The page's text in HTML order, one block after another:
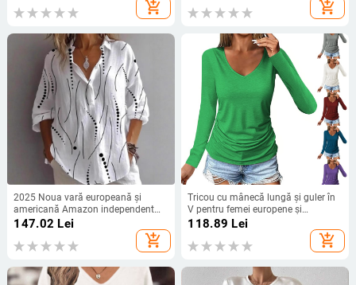
sferturi de toamnă și vară
add_shopping_cart add_shopping_cart
2025 Noua vară europeană și
americană Amazon independent
transfrontalier femei imprimate la
modă tub cămașă pentru femei
147.02 Lei
add_shopping_cart
Tricou cu mânecă lungă și guler în
V pentru femei europene și
americane, Amazon Aliexpress,
2025, cu design plisat, elemente de
subțiere a culorilor, model european
118.89 Lei
add_shopping_cart